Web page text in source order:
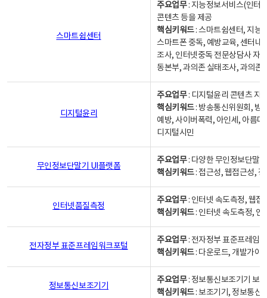
스마트쉼센터
주요업무: 지능정보서비스(인터
콘텐츠 등을 제공
핵심키워드: 스마트쉼센터, 지능
스마트폰 중독, 예방교육, 센터내
조사, 인터넷중독 전문상담사 자
동본부, 과의존 실태조사, 과의존
디지털윤리
주요업무: 디지털윤리 콘텐츠 지
핵심키워드: 방송통신위원회, 방
예방, 사이버폭력, 아인세, 아름
디지털시민
무인정보단말기 UI플랫폼
주요업무: 다양한 무인정보단말
핵심키워드: 접근성, 웹접근성,
인터넷품질측정
주요업무: 인터넷 속도측정, 웹접
핵심키워드: 인터넷 속도측정, 인
전자정부 표준프레임워크포털
주요업무: 전자정부 표준프레임
핵심키워드: 다운로드, 개발가이
정보통신보조기기
주요업무: 정보통신보조기기 보
핵심키워드: 보조기기, 정보통신